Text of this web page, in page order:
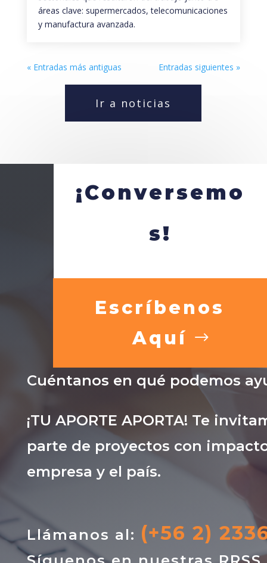
áreas clave: supermercados, telecomunicaciones
y manufactura avanzada.
« Entradas más antiguas Entradas siguientes »
Ir a noticias
¡Conversemo
s!
Escríbenos
Aquí
Cuéntanos en qué podemos
¡TU APORTE APORTA! Te
parte de proyectos con
empresa y el país.
Llámanos al: (+56 2)